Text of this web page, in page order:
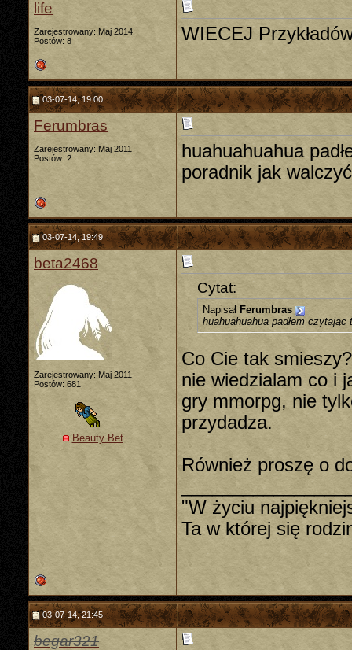
life
Zarejestrowany: Maj 2014
Postów: 8
WIECEJ
03-07-14, 19:00
Ferumbras
Zarejestrowany: Maj 2011
Postów: 2
huahuahuahua
poradnik jak
03-07-14, 19:49
beta2468
Zarejestrowany: Maj 2011
Postów: 681
Beauty Bet
Cytat:
Napisał Ferumbras
huahuahuahua padłem
Co Cie tak
nie wiedzialam co i
gry mmorpg, nie
przydadza.
Również proszę o
"W życiu
Ta w której się
03-07-14, 21:45
begar321